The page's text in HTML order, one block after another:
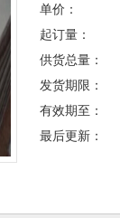
单价：
起订量：
供货总量：
发货期限：
有效期至：
最后更新：